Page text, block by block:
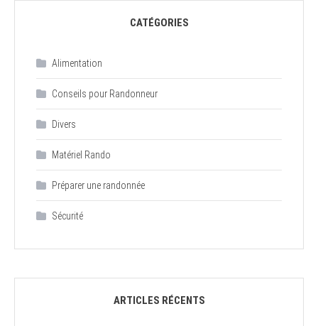
CATÉGORIES
Alimentation
Conseils pour Randonneur
Divers
Matériel Rando
Préparer une randonnée
Sécurité
ARTICLES RÉCENTS